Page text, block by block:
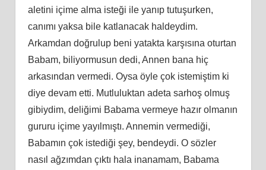
aletini içime alma isteği ile yanıp tutuşurken,
canımı yaksa bile katlanacak haldeydim.
Arkamdan doğrulup beni yatakta karşısına oturtan
Babam, biliyormusun dedi, Annen bana hiç
arkasından vermedi. Oysa öyle çok istemiştim ki
diye devam etti. Mutluluktan adeta sarhoş olmuş
gibiydim, deliğimi Babama vermeye hazır olmanın
gururu içime yayılmıştı. Annemin vermediği,
Babamın çok istediği şey, bendeydi. O sözler
nasıl ağzımdan çıktı hala inanamam, Babama